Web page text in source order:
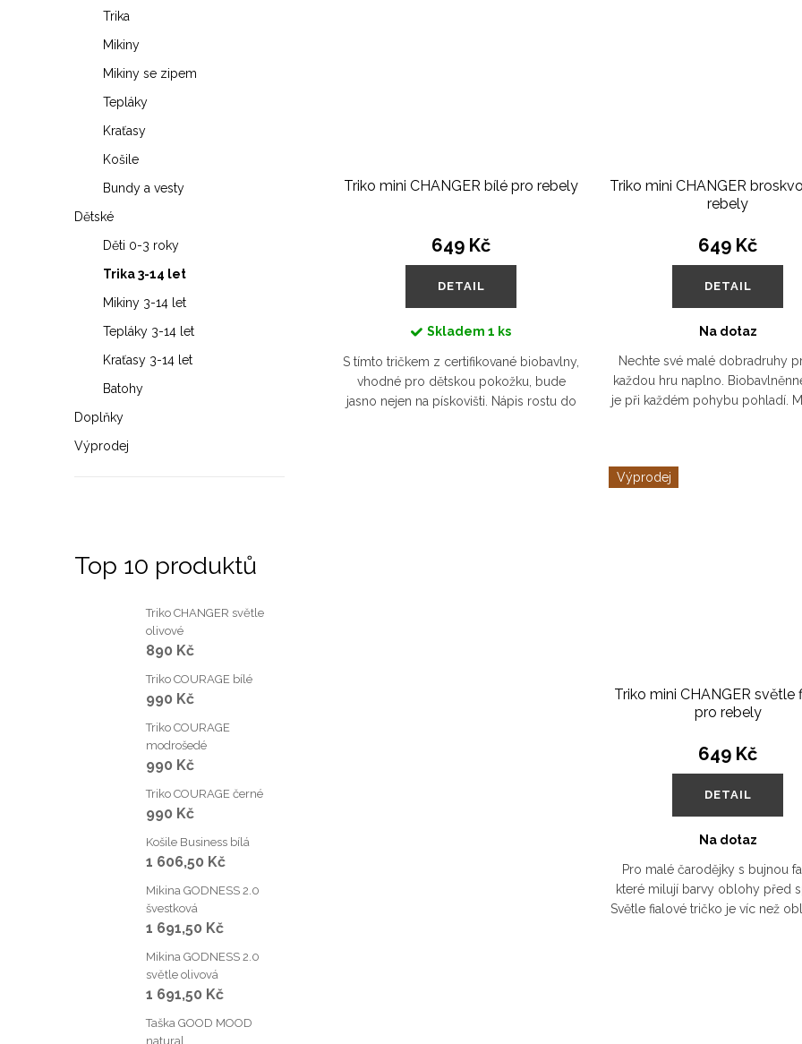
Trika
Mikiny
Mikiny se zipem
Tepláky
Kraťasy
Košile
Bundy a vesty
Dětské
Děti 0-3 roky
Trika 3-14 let
Mikiny 3-14 let
Tepláky 3-14 let
Kraťasy 3-14 let
Batohy
Doplňky
Výprodej
Top 10 produktů
Triko CHANGER světle
olivové
890 Kč
Triko COURAGE bílé
990 Kč
Triko COURAGE
modrošedé
990 Kč
Triko COURAGE černé
990 Kč
Košile Business bílá
1 606,50 Kč
Mikina GODNESS 2.0
švestková
1 691,50 Kč
Mikina GODNESS 2.0
světle olivová
1 691,50 Kč
Taška GOOD MOOD
natural
Triko mini CHANGER bílé pro rebely
649 Kč
DETAIL
Skladem1 ks
S tímto tričkem z certifikované biobavlny,
vhodné pro dětskou pokožku, bude
jasno nejen na pískovišti. Nápis rostu do
Triko mini CHANGER
rebely
649 Kč
DETAIL
Na dotaz
Nechte své malé dobradruhy
každou hru naplno.
je při každém pohybu pohladí.
Výprodej
Triko mini CHANGER světle
pro rebely
649 Kč
DETAIL
Na dotaz
Pro malé čarodějky s bujnou
které milují barvy oblohy před
Světle fialové tričko je víc než